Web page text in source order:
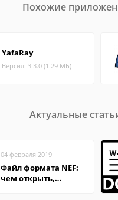
Похожие
YafaRay
Версия: 3.3.0 (1.29 МБ)
Актуальные
04 февраля 2019
Файл формата NEF:
чем открыть,